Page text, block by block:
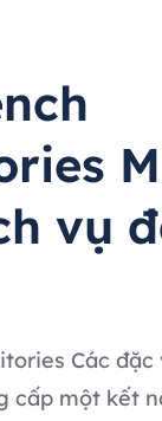
vụ
Các đặc
cấp một kết